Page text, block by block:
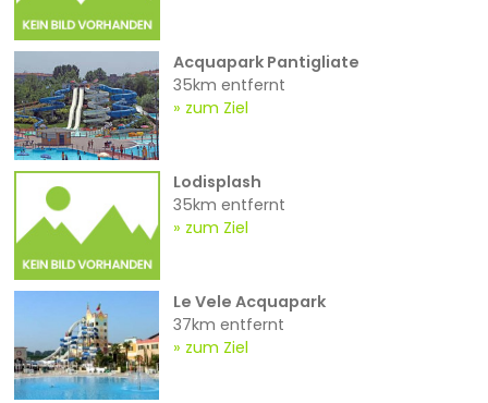
Acquapark Pantigliate
35km entfernt
zum Ziel
Lodisplash
35km entfernt
zum Ziel
Le Vele Acquapark
37km entfernt
zum Ziel